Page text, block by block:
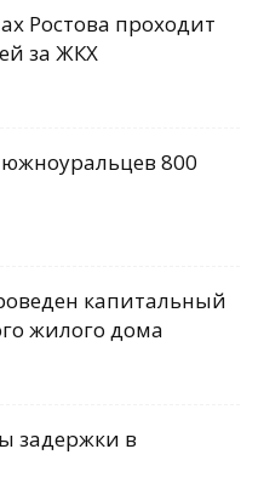
Ростова проходит
за ЖКХ
800
капитальный
жилого дома
задержки в